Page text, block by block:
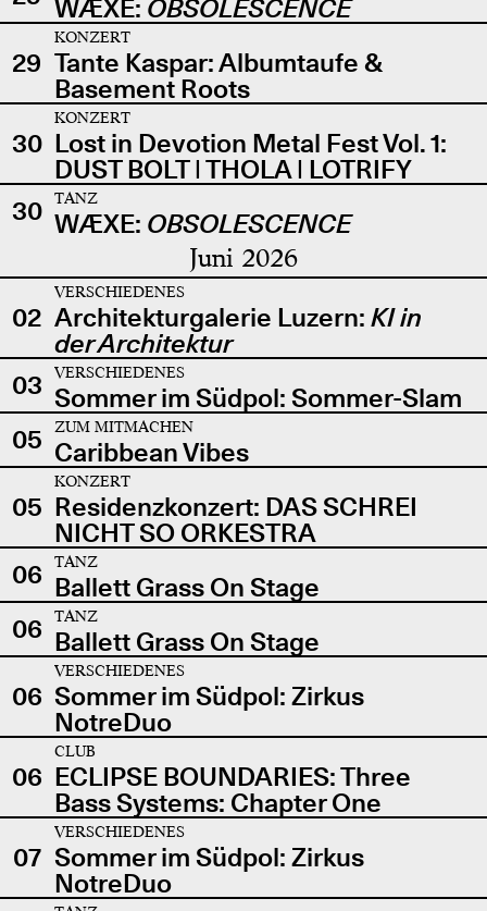
WÆXE: OBSOLESCENCE
29
KONZERT
Tante Kaspar: Albumtaufe &
Basement Roots
30
KONZERT
Lost in Devotion Metal Fest Vol. 1:
DUST BOLT | THOLA | LOTRIFY
30
TANZ
WÆXE: OBSOLESCENCE
Juni 2026
02
VERSCHIEDENES
Architekturgalerie Luzern: KI in
der Architektur
03
VERSCHIEDENES
Sommer im Südpol: Sommer-Slam
05
ZUM MITMACHEN
Caribbean Vibes
05
KONZERT
Residenzkonzert: DAS SCHREI
NICHT SO ORKESTRA
06
TANZ
Ballett Grass On Stage
06
TANZ
Ballett Grass On Stage
06
VERSCHIEDENES
Sommer im Südpol: Zirkus
NotreDuo
06
CLUB
ECLIPSE BOUNDARIES: Three
Bass Systems: Chapter One
07
VERSCHIEDENES
Sommer im Südpol: Zirkus
NotreDuo